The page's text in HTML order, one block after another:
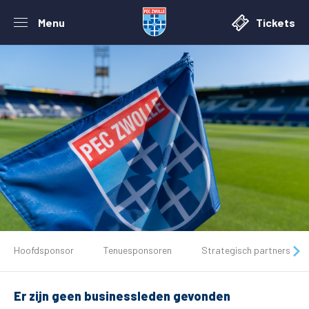
Menu Tickets
Tickets
Matchdays
Hoofdsponsor Tenuesponsoren Strategisch partners
Er zijn geen businessleden gevonden